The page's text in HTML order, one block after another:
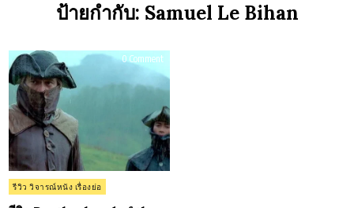
ป้ายกำกับ: Samuel Le Bihan
0 Commenton
Brotherhood
of
Wolf
(2001)
Posted
in
รีวิว วิจารณ์หนัง เรื่องย่อ